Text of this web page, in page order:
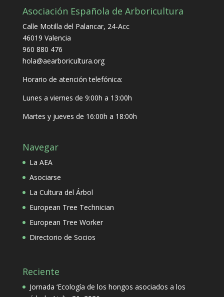
Asociación Española de Arboricultura
Calle Motilla del Palancar, 24-Acc
46019 Valencia
960 880 476
hola@aearboricultura.org
Horario de atención telefónica:
Lunes a viernes de 9:00h a 13:00h
Martes y jueves de 16:00h a 18:00h
Navegar
La AEA
Asociarse
La Cultura del Árbol
European Tree Technician
European Tree Worker
Directorio de Socios
Reciente
Jornada ‘Ecología de los hongos asociados a los